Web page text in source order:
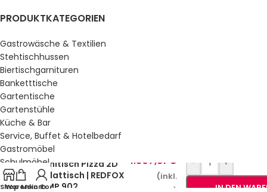
PRODUKTKATEGORIEN
Gastrowäsche & Textilien
Stehtischhussen
Biertischgarnituren
Banketttische
Gartentische
Gartenstühle
Küche & Bar
Service, Buffet & Hotelbedarf
Gastromöbel
Schulmöbel
Sale %
Shop
Warenkorb
Mein Konto
Kühltisch Pizza 2D
Salattisch | REDFOX
– MP 902
1.307,81 €
(inkl.
- +
IN DEN